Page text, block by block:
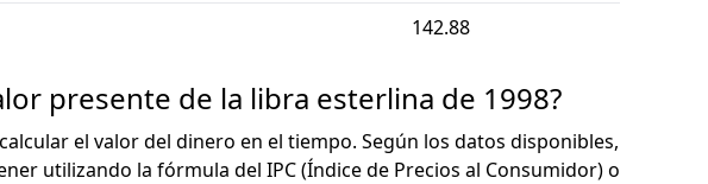
142.88
presente de la libra esterlina de 1998?
el valor del dinero en el tiempo. Según los datos disponibles,
utilizando la fórmula del IPC (Índice de Precios al Consumidor) o